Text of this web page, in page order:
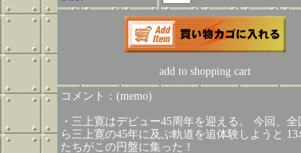
add to shopping cart
コメント：(memo)
・三上寛はデビュー45周年を迎える。 今回、
ら三上寛の45年に及ぶ軌道を追体験しようと
たちがこの円盤に集った！